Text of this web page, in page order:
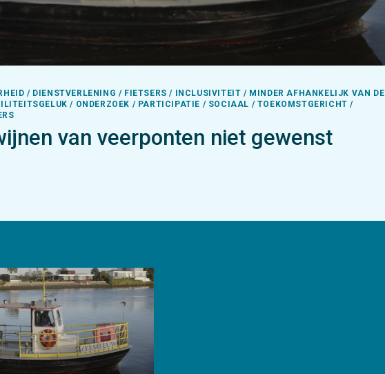
/ DIENSTVERLENING / FIETSERS / INCLUSIVITEIT / MINDER AFHANKELIJK VAN DE
/ ONDERZOEK / PARTICIPATIE / SOCIAAL / TOEKOMSTGERICHT /
van veerponten niet gewenst